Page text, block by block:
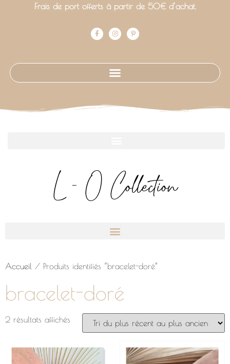
Frais de port offerts à partir de 50€ d’achat.
L - O Collection
Accueil / Produits identifiés “bracelet-doré”
bracelet-doré
2 résultats affichés